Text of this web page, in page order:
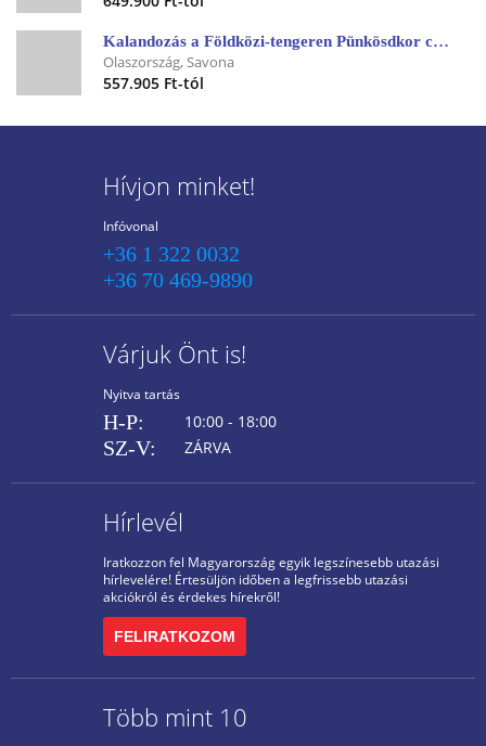
Kalandozás a Földközi-tengeren Pünkösdkor csoportos hajóút
Olaszország, Savona
557.905 Ft-tól
Hívjon minket!
Infóvonal
+36 1 322 0032
+36 70 469-9890
Várjuk Önt is!
Nyitva tartás
H-P: 10:00 - 18:00
SZ-V: ZÁRVA
Hírlevél
Iratkozzon fel Magyarország egyik legszínesebb utazási
hírlevelére! Értesüljön időben a legfrissebb utazási
akciókról és érdekes hírekről!
FELIRATKOZOM
Több mint 10